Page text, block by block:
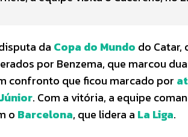
da Copa do Mundo do Catar,
por Benzema, que marcou
confronto que ficou marcado por
. Com a vitória, a equipe
o Barcelona, que lidera a La Liga.